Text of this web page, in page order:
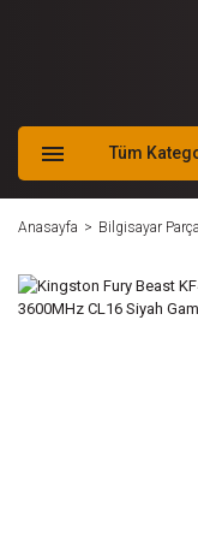
Tüm
Anasayfa Bilgisayar